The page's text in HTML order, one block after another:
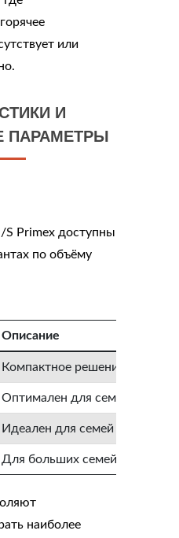
или
И
ПАРАМЕТРЫ
Primex доступны
по объёму
Описание
Компактное решение для
Оптимален для семей из 2–3
Идеален для семей из 3–4
Для больших семей или
наиболее